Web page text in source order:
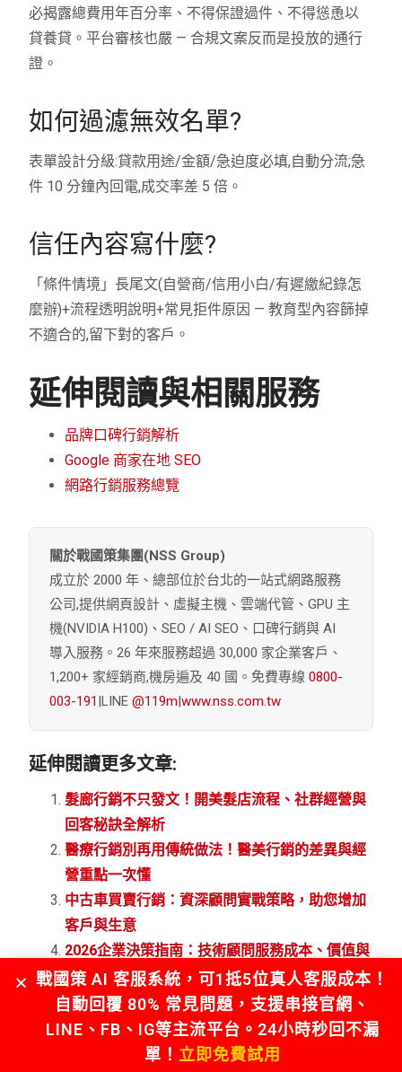
必揭露總費用年百分率、不得保證過件、不得慫恿以
貸養貸。平台審核也嚴 — 合規文案反而是投放的通行
證。
如何過濾無效名單?
表單設計分級:貸款用途/金額/急迫度必填,自動分流;急
件 10 分鐘內回電,成交率差 5 倍。
信任內容寫什麼?
「條件情境」長尾文(自營商/信用小白/有遲繳紀錄怎
麼辦)+流程透明說明+常見拒件原因 — 教育型內容篩掉
不適合的,留下對的客戶。
延伸閱讀與相關服務
品牌口碑行銷解析
Google 商家在地 SEO
網路行銷服務總覽
關於戰國策集團(NSS Group)
成立於 2000 年、總部位於台北的一站式網路服務
公司,提供網頁設計、虛擬主機、雲端代管、GPU 主
機(NVIDIA H100)、SEO / AI SEO、口碑行銷與 AI
導入服務。26 年來服務超過 30,000 家企業客戶、
1,200+ 家經銷商,機房遍及 40 國。免費專線0800-
003-191|LINE@119m|www.nss.com.tw
延伸閱讀更多文章:
髮廊行銷不只發文！開美髮店流程、社群經營與
回客秘訣全解析
醫療行銷別再用傳統做法！醫美行銷的差異與經
營重點一次懂
中古車買賣行銷：資深顧問實戰策略，助您增加
客戶與生意
2026企業決策指南：技術顧問服務成本、價值與
風險控制框架
戰國策 AI 客服系統，可1抵5位真人客服成本！
自動回覆 80% 常見問題，支援串接官網、
LINE、FB、IG等主流平台。24小時秒回不漏
單！ 立即免費試用